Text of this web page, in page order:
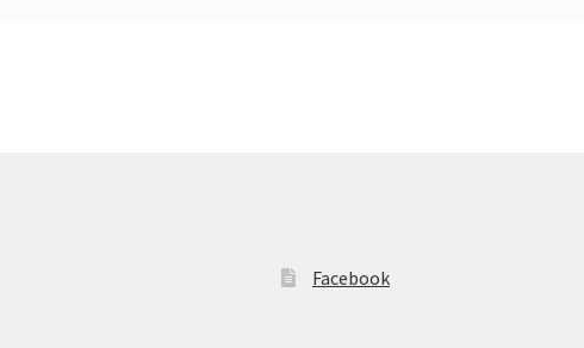
Facebook